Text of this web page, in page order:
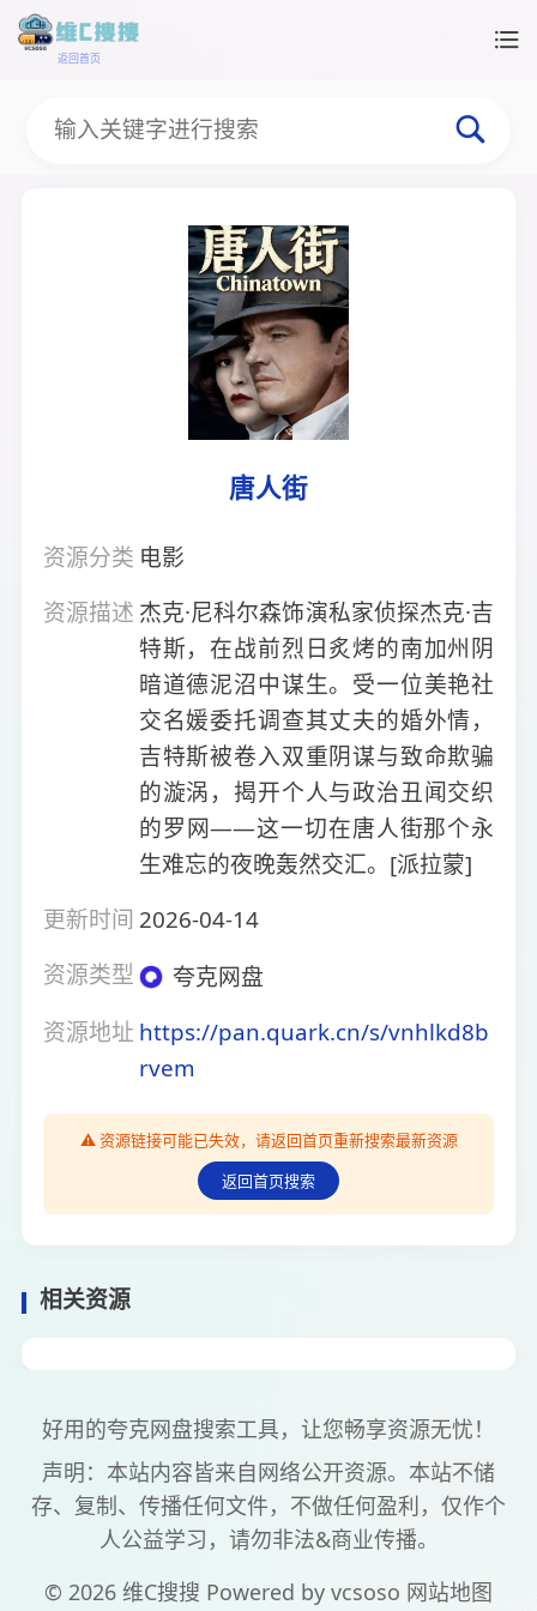
返回首页
唐人街
资源分类 电影
资源描述 杰克·尼科尔森饰演私家侦探杰克·吉
特斯，在战前烈日炙烤的南加州阴
暗道德泥沼中谋生。受一位美艳社
交名媛委托调查其丈夫的婚外情，
吉特斯被卷入双重阴谋与致命欺骗
的漩涡，揭开个人与政治丑闻交织
的罗网——这一切在唐人街那个永
生难忘的夜晚轰然交汇。[派拉蒙]
更新时间 2026-04-14
资源类型
夸克网盘
资源地址 https://pan.quark.cn/s/vnhlkd8b
rvem
⚠️ 资源链接可能已失效，请返回首页重新搜索最新资源
返回首页搜索
相关资源
好用的夸克网盘搜索工具，让您畅享资源无忧！
声明：本站内容皆来自网络公开资源。本站不储
存、复制、传播任何文件，不做任何盈利，仅作个
人公益学习，请勿非法&商业传播。
© 2026 维C搜搜 Powered by vcsoso 网站地图